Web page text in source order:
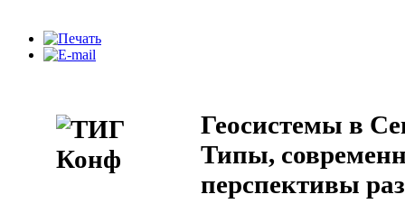
Геосистемы в
Типы,
перспективы